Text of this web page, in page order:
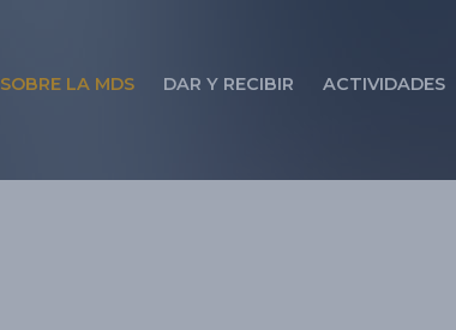
SOBRE LA MDS DAR Y RECIBIR ACTIVIDADES